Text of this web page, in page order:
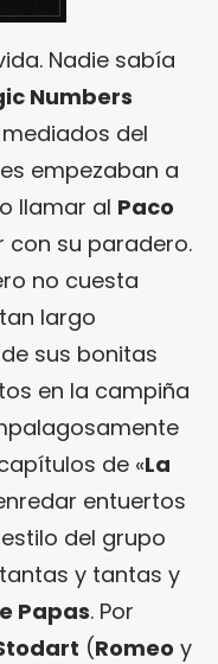
Nadie sabía
Numbers
del
empezaban a
llamar al Paco
su paradero.
no cuesta
largo
sus bonitas
en la campiña
de «La
entuertos
del grupo
y tantas y
Papas. Por
(Romeo y